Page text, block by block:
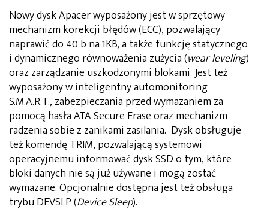
Nowy dysk Apacer wyposażony jest w sprzętowy
mechanizm korekcji błędów (ECC), pozwalający
naprawić do 40 b na 1KB, a także funkcję statycznego
i dynamicznego równoważenia zużycia (wear leveling)
oraz zarządzanie uszkodzonymi blokami. Jest też
wyposażony w inteligentny automonitoring
S.M.A.R.T., zabezpieczania przed wymazaniem za
pomocą hasła ATA Secure Erase oraz mechanizm
radzenia sobie z zanikami zasilania. Dysk obsługuje
też komendę TRIM, pozwalającą systemowi
operacyjnemu informować dysk SSD o tym, które
bloki danych nie są już używane i mogą zostać
wymazane. Opcjonalnie dostępna jest też obsługa
trybu DEVSLP (Device Sleep).